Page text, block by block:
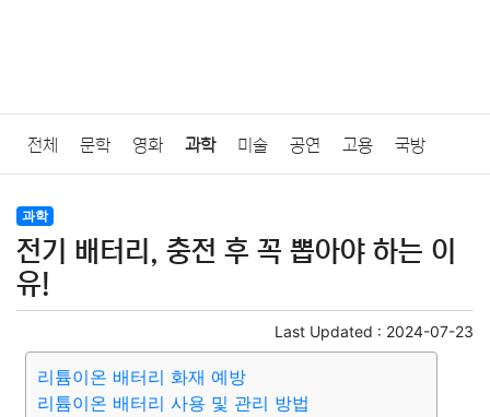
전체 문학 영화 과학 미술 공연 고용 국방
법률
질병 가요 방송 일상 주식 암호화폐 블록체인
미용 증권 인테리어
요리 상품리뷰 원예 금융
과학
전기 배터리, 충전 후 꼭 뽑아야 하는 이
유!
Last Updated : 2024-07-23
리튬이온 배터리 화재 예방
리튬이온 배터리 사용 및 관리 방법